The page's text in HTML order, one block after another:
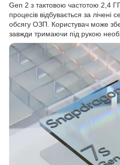
Gen 2 з тактовою частотою 2,4
процесів відбувається за лічені
обсягу ОЗП. Користувач може
завжди тримаючи під рукою